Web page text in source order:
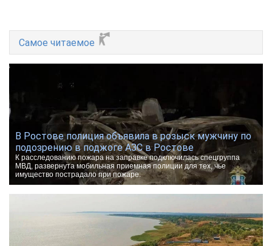
Самое читаемое
В Ростове полиция объявила в розыск мужчину по
подозрению в поджоге АЗС в Ростове
К расследованию пожара на заправке подключилась спецгруппа
МВД, развернута мобильная приемная полиции для тех, чье
имущество пострадало при пожаре.